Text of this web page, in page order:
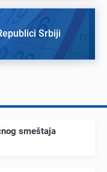
Srbiji
smеštaja